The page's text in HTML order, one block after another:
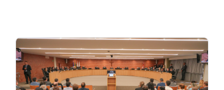
Notícias
em
Destaque